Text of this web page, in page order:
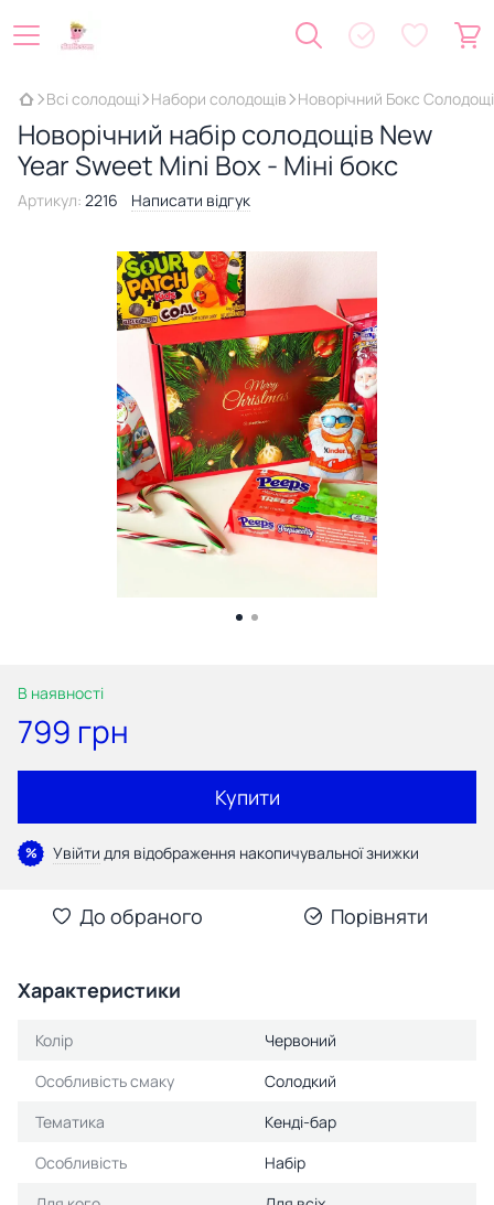
Всі солодощі Набори солодощів Новорічний Бокс
Новорічний набір солодощів New
Year Sweet Mini Box - Міні бокс
Артикул: 2216 Написати відгук
В наявності
799 грн
Купити
% Увійти для відображення накопичувальної знижки
До обраного Порівняти
Характеристики
Колір
Червоний
Особливість смаку
Солодкий
Тематика
Кенді-бар
Особливість
Набір